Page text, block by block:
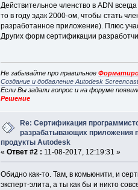
Действительное членство в ADN
то в году эдак 2000-ом, чтобы стать
разработанное приложение). Плюс
Других форм сертификации
Не забывайте про правильное
Создание и добавление Autodesk
Если Вы задали вопрос и на форуме
Решение
Re: Сертификация
разрабатывающих приложения
продукты Autodesk
« Ответ #2 : 11-08-2017, 12:19:31 »
Обидно как-то. Там, в комьюнити, и
эксперт-элита, а ты как бы и никто